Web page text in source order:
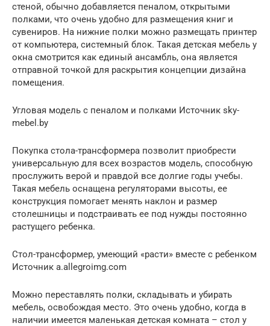
стеной, обычно добавляется пеналом, открытыми
полками, что очень удобно для размещения книг и
сувениров. На нижние полки можно размещать принтер
от компьютера, системный блок. Такая детская мебель у
окна смотрится как единый ансамбль, она является
отправной точкой для раскрытия концепции дизайна
помещения.
Угловая модель с пеналом и полками Источник sky-
mebel.by
Покупка стола-трансформера позволит приобрести
универсальную для всех возрастов модель, способную
прослужить верой и правдой все долгие годы учебы.
Такая мебель оснащена регуляторами высоты, ее
конструкция помогает менять наклон и размер
столешницы и подстраивать ее под нужды постоянно
растущего ребенка.
Стол-трансформер, умеющий «расти» вместе с ребенком
Источник a.allegroimg.com
Можно переставлять полки, складывать и убирать
мебель, освобождая место. Это очень удобно, когда в
наличии имеется маленькая детская комната – стол у